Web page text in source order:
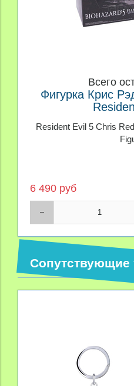
Всего
Фигурка Крис
Resident Evil 5 Chris
6 490 руб
Сопутствующие